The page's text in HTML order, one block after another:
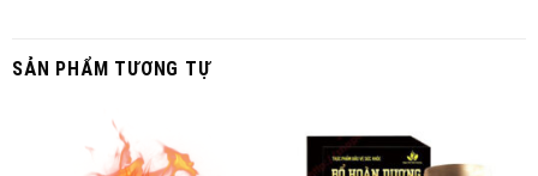
SẢN PHẨM TƯƠNG TỰ